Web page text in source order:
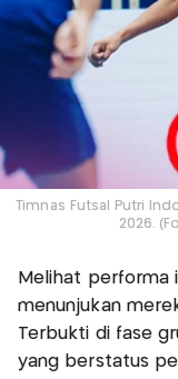
Timnas Futsal Putri
2026.
Melihat performa
menunjukan
Terbukti di fase
yang berstatus